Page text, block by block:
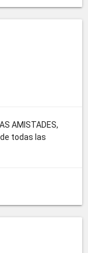
AMISTADES,
de todas las